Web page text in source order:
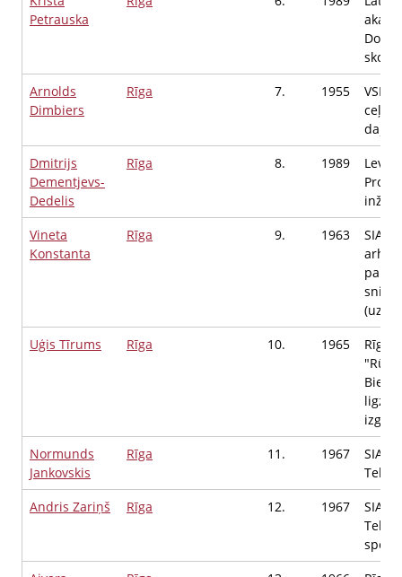
Petrauska
Arnolds
Dimbiers
Rīga 7. 1955
VSIA
ceļi,
daļas
Dmitrijs
Dementjevs-
Dedelis
Rīga 8. 1989
Vineta
Konstanta
Rīga 9. 1963
SIA
Uģis Tīrums
Rīga 10. 1965
Normunds
Jankovskis
Rīga 11. 1967
SIA
Andris Zariņš
Rīga 12. 1967
SIA